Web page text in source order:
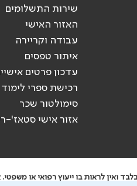
שירות התשלומים
האזור האישי
עבודה וקריירה
איתור טפסים
עדכון פרטים
רכישת ספרי לימוד
סימולטור שכר
אזור אישי סטאז'-
ואין לראות בו ייעוץ רפואי או